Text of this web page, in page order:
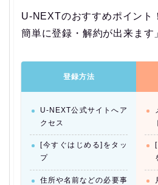
U-NEXTのおすすめポイント
簡単に登録・解約が出来ます
登録方法
U-NEXT公式サイトへア
クセス
[今すぐはじめる]をタッ
プ
住所や名前などの必要事